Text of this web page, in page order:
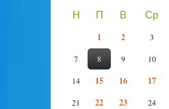
Н П В Ср
1 2 3
7
8 9 10
14 15 16 17
21
22 23 24